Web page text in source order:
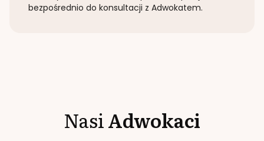
bezpośrednio do konsultacji z Adwokatem.
NasiAdwokaci